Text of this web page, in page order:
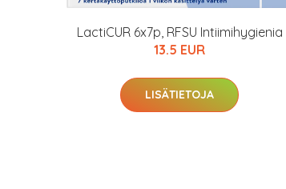
LactiCUR 6x7p, RFSU Intiimihygienia
13.5 EUR
LISÄTIETOJA